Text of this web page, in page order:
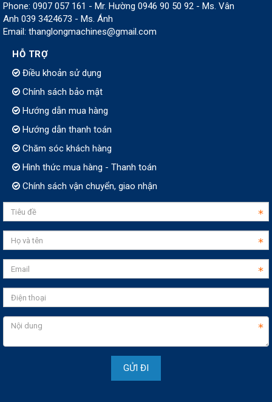
Phone: 0907 057 161 - Mr. Hường 0946 90 50 92 - Ms. Vân
Anh 039 3424673 - Ms. Ánh
Email: thanglongmachines@gmail.com
HỖ TRỢ
Điều khoản sử dụng
Chính sách bảo mật
Hướng dẫn mua hàng
Hướng dẫn thanh toán
Chăm sóc khách hàng
Hình thức mua hàng - Thanh toán
Chính sách vận chuyển, giao nhận